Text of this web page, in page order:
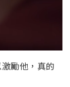
勵他，真的